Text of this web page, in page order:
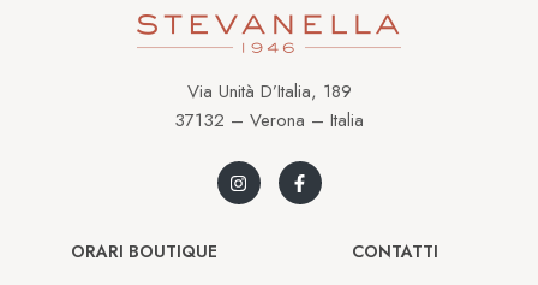
Via Unità D’Italia, 189
37132 – Verona – Italia
ORARI BOUTIQUE
CONTATTI